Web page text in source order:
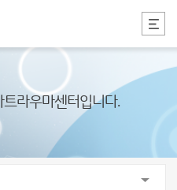
라우마센터입니다.